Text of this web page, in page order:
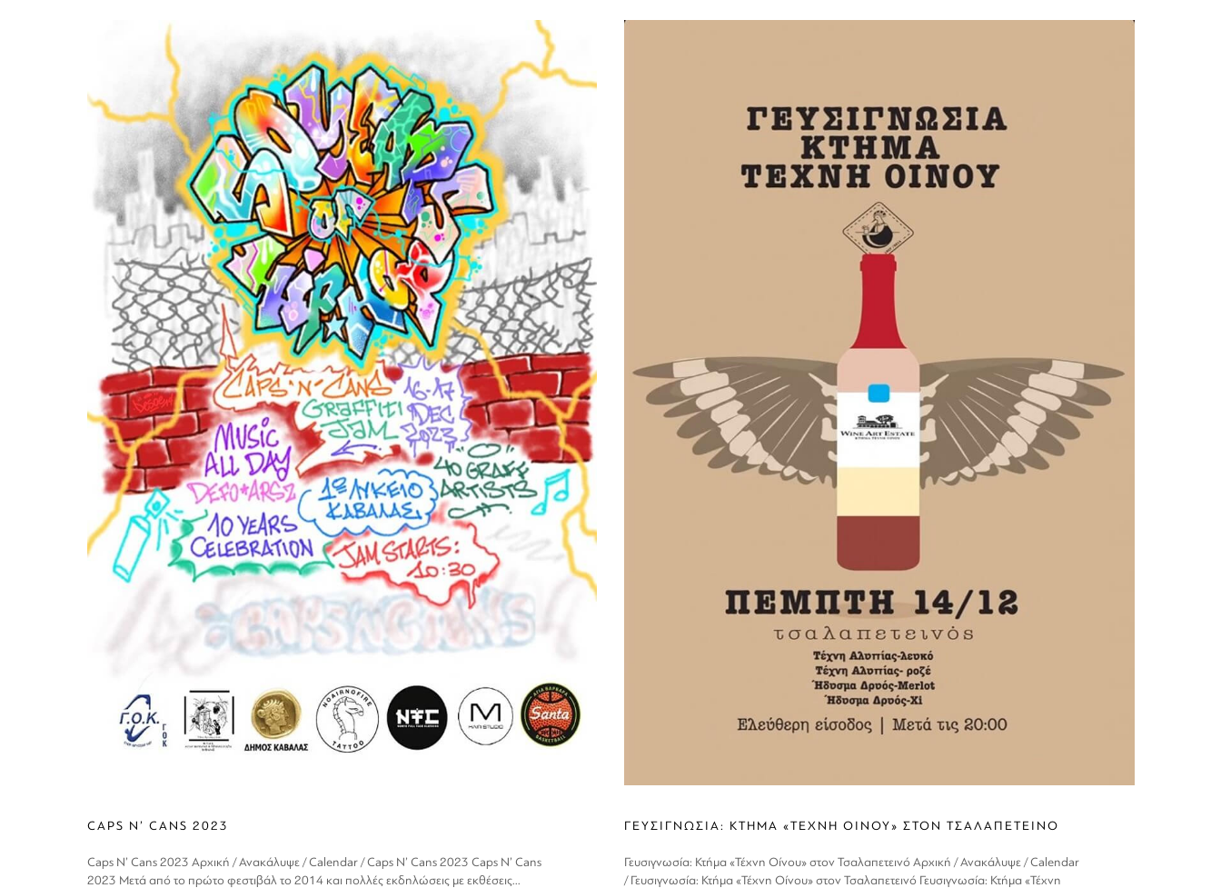
CAPS N’ CANS 2023
Caps N’ Cans 2023 Αρχική / Ανακάλυψε / Calendar / Caps N’ Cans 2023 Caps N’ Cans
2023 Μετά από το πρώτο φεστιβάλ το 2014 και πολλές εκδηλώσεις με εκθέσεις...
ΓΕΥΣΙΓΝΩΣΙΑ: ΚΤΗΜΑ «ΤΕΧΝΗ ΟΙΝΟΥ» ΣΤΟΝ ΤΣΑΛΑΠΕΤΕΙΝΟ
Γευσιγνωσία: Κτήμα «Τέχνη Οίνου» στον Τσαλαπετεινό Αρχική / Ανακάλυψε / Calendar
/ Γευσιγνωσία: Κτήμα «Τέχνη Οίνου» στον Τσαλαπετεινό Γευσιγνωσία: Κτήμα «Τέχνη